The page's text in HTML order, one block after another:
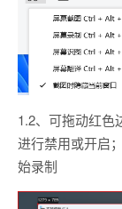
1.2、可拖动红色
进行禁用或开启
始录制